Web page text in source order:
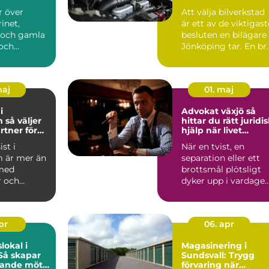
över
gamla
går a...
Att välja bilverkstad
är ett av de
besluten en bilägare
Jönköping tar. En
för
i
är mer än
och
01. maj
Advokat växjö så
hittar du rätt
hjälp när livet
När en tvist, en
separation eller ett
brottsmål plötsligt
dyker upp i
i
skapar
möte
06. apr
Magasinering i
Sundsvall: Trygg
förvaring när